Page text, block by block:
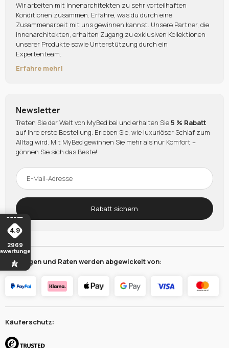
4.9
2969
Wir arbeiten mit Innenarchitekten zu sehr vorteilhaften
Konditionen zusammen. Erfahre, was du durch eine
Zusammenarbeit mit uns gewinnen kannst. Unsere Partner, die
Innenarchitekten, erhalten Zugang zu exklusiven Kollektionen
unserer Produkte sowie Unterstützung durch ein
Expertenteam.
Erfahre mehr!
Newsletter
Treten Sie der Welt von MyBed bei und erhalten Sie5 % Rabatt
auf Ihre erste Bestellung. Erleben Sie, wie luxuriöser Schlaf zum
Alltag wird. Mit MyBed gewinnen Sie mehr als nur Komfort –
gönnen Sie sich das Beste!
Rabatt sichern
Zahlungen und Raten werden abgewickelt von:
Käuferschutz: